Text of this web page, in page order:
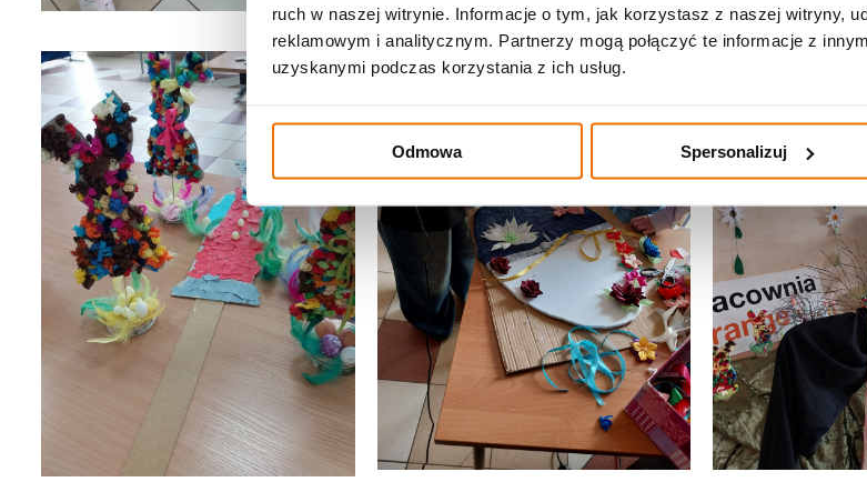
ruch w naszej witrynie. Informacje o tym, jak korzystasz z naszej witryny,
reklamowym i analitycznym. Partnerzy mogą połączyć te informacje z
uzyskanymi podczas korzystania z ich usług.
Odmowa Spersonalizuj